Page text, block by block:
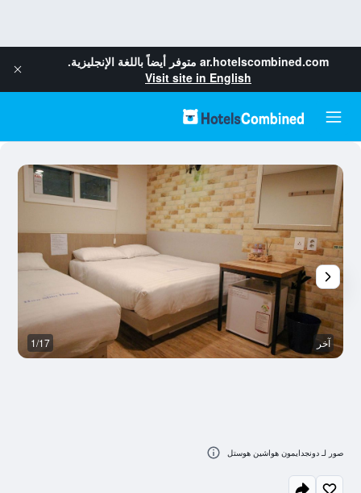
ar.hotelscombined.com متوفر أيضاً باللغة الإنجليزية.
Visit site in English
آخر 1/17
صور لـ دونجدايمون هواشين هوستل